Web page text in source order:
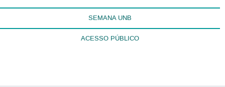
SEMANA UNB
ACESSO PÚBLICO